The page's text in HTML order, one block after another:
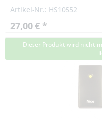
Codierschalter vom...
Artikel-Nr.: HS10552
27,00 € *
Dieser Produkt wird nicht